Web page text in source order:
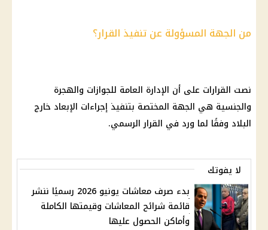
من الجهة المسؤولة عن تنفيذ القرار؟
نصت القرارات على أن الإدارة العامة للجوازات والهجرة
والجنسية هي الجهة المختصة بتنفيذ إجراءات الإبعاد خارج
البلاد وفقًا لما ورد في القرار الرسمي.
لا يفوتك
بدء صرف معاشات يونيو 2026 رسميًا ننشر
قائمة شرائح المعاشات وقيمتها الكاملة
وأماكن الحصول عليها